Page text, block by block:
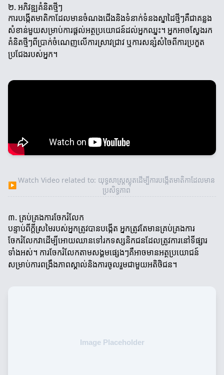
២. អភិវឌ្ឍគំនិតថ្មីៗ
ការបង្កើតមាតិកាដែលមានចំណងជើងនិងទំនាក់ទំនងស្នាដៃថ្មីៗគឺជាគន្លង
សំខាន់មួយសម្រាប់ការផ្តល់អត្ថប្រយោជន៍ដល់អ្នកឈ្នះ។ អ្នកអាចស្វែងរក
គំនិតថ្មីៗពីប្រាក់ចំណេញលើការស្រាវជ្រាវ ឬការសន្សំសំចៃពីការប្រកួត
ប្រជែងរបស់អ្នក។
▶
Watch Video related to: យុទ្ធសាស្ត្រស្លុតដើម្បីការបង្កើតមាតិកាដែលមាន
ប្រសិទ្ធភាព
៣. គ្រប់គ្រងការចែករំលែក
បន្ទាប់ពីក្តីស្រមៃរបស់អ្នកត្រូវបានបង្កើត អ្នកត្រូវតែមានគ្រប់គ្រងការ
ចែករំលែកវាដើម្បីអោយឈានទៅរកទស្សនិកជនដែលត្រូវការនៅទីផ្សារ
ទាំងអស់។ ការចែករំលែកតាមសង្គមផ្សេងៗគឺអាចមានអត្ថប្រយោជន៍
សម្រាប់ការពង្រឹងភាពស្គាល់និងការចូលរួមជាមួយអតិថិជន។